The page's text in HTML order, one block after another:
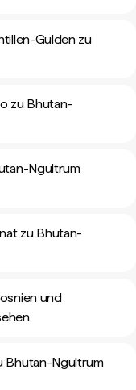
Gulden zu
zu Bhutan-
Ngultrum
zu Bhutan-
und
Bhutan-Ngultrum